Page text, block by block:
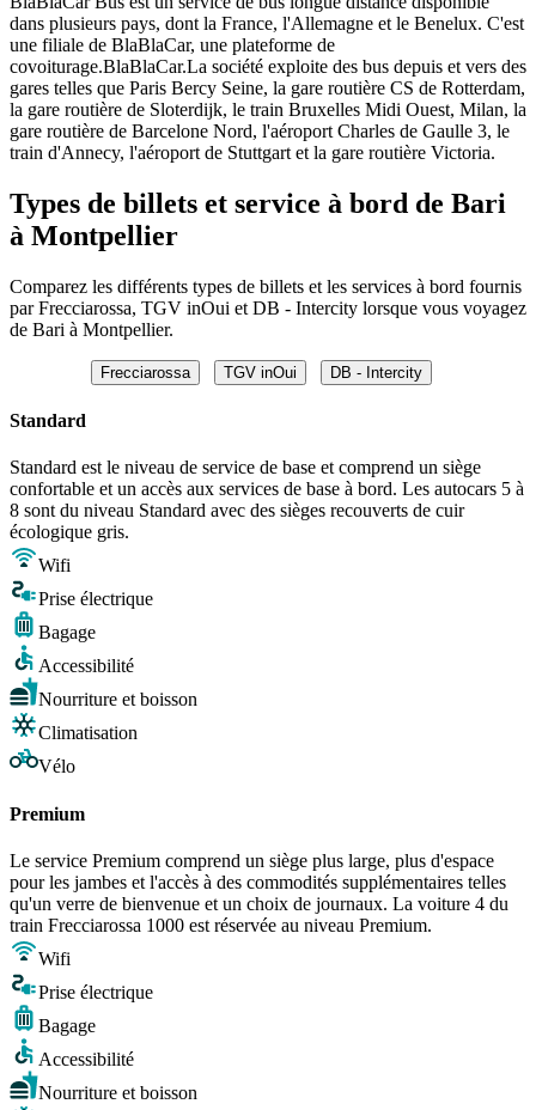
dans plusieurs pays, dont la France, l'Allemagne et le Benelux. C'est
une filiale de BlaBlaCar, une plateforme de
covoiturage.BlaBlaCar.La société exploite des bus depuis et vers des
gares telles que Paris Bercy Seine, la gare routière CS de Rotterdam,
la gare routière de Sloterdijk, le train Bruxelles Midi Ouest, Milan, la
gare routière de Barcelone Nord, l'aéroport Charles de Gaulle 3, le
train d'Annecy, l'aéroport de Stuttgart et la gare routière Victoria.
Types de billets et service à bord de Bari
à Montpellier
Comparez les différents types de billets et les services à bord fournis
par Frecciarossa, TGV inOui et DB - Intercity lorsque vous voyagez
de Bari à Montpellier.
Frecciarossa TGV inOui DB - Intercity
Standard
Standard est le niveau de service de base et comprend un siège
confortable et un accès aux services de base à bord. Les autocars 5 à
8 sont du niveau Standard avec des sièges recouverts de cuir
écologique gris.
Wifi
Prise électrique
Bagage
Accessibilité
Nourriture et boisson
Climatisation
Vélo
Premium
Le service Premium comprend un siège plus large, plus d'espace
pour les jambes et l'accès à des commodités supplémentaires telles
qu'un verre de bienvenue et un choix de journaux. La voiture 4 du
train Frecciarossa 1000 est réservée au niveau Premium.
Wifi
Prise électrique
Bagage
Accessibilité
Nourriture et boisson